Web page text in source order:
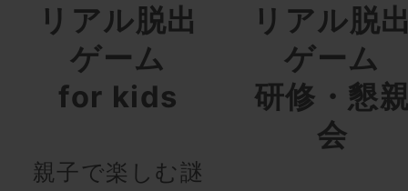
リアル脱出
ゲーム
for kids
親子で楽しむ謎
リアル脱
ゲーム
研修・懇
会